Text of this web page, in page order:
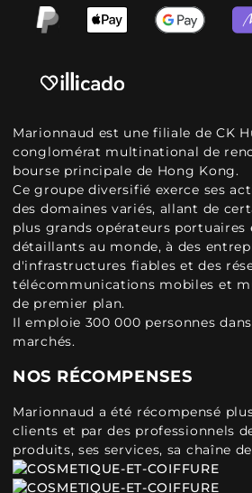
Marionnaud est une filiale de CK
conglomérat multinational de
bourse principale de Hong Kong.
Ce groupe diversifié exerce ses
des domaines variés, allant de
plus grands opérateurs portuaires
détaillants au monde, à des
d'infrastructures fiables et des
télécommunications mobiles et
de premier plan.
Il emploie 300 000 personnes
marchés.
NOS RÉCOMPENSES
Marionnaud a été récompensé
clients et par des professionnels
produits, ses services, sa chaîne